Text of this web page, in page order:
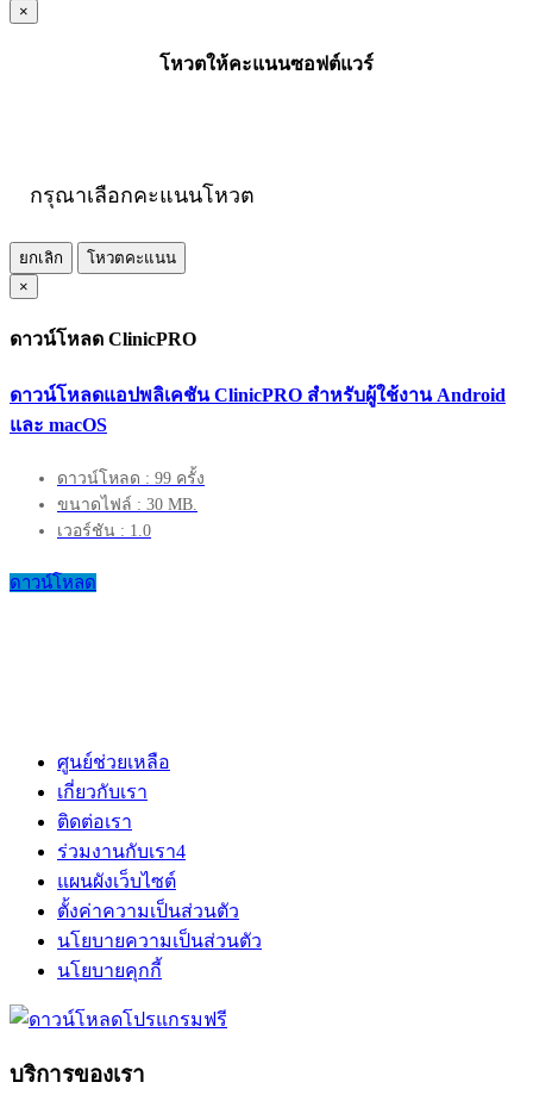
×
โหวตให้คะแนนซอฟต์แวร์
กรุณาเลือกคะแนนโหวต
ยกเลิก
โหวตคะแนน
×
ดาวน์โหลด ClinicPRO
ดาวน์โหลดแอปพลิเคชัน ClinicPRO สำหรับผู้ใช้งาน Android
และ macOS
ดาวน์โหลด : 99 ครั้ง
ขนาดไฟล์ : 30 MB.
เวอร์ชัน : 1.0
ดาวน์โหลด
ศูนย์ช่วยเหลือ
เกี่ยวกับเรา
ติดต่อเรา
ร่วมงานกับเรา4
แผนผังเว็บไซต์
ตั้งค่าความเป็นส่วนตัว
นโยบายความเป็นส่วนตัว
นโยบายคุกกี้
บริการของเรา